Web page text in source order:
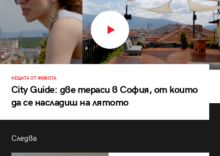
НЕЩАТА ОТ ЖИВОТА
City Guide: две тераси в София, от които
да се насладиш на лятото
Следва